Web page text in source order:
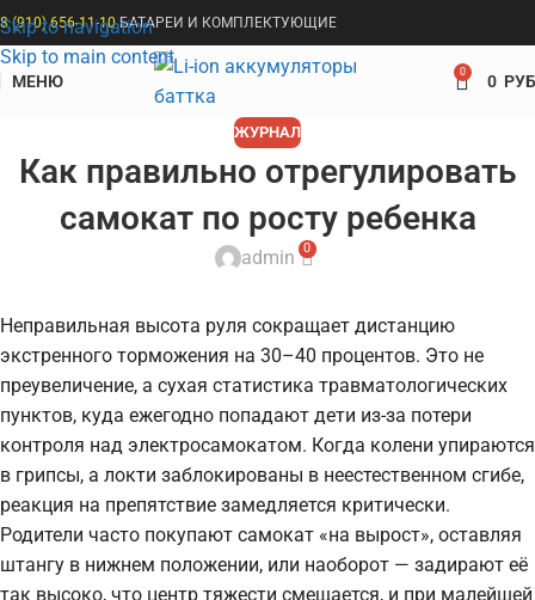
Skip to navigation
Skip to main content
8 (910) 656-11-10БАТАРЕИ И КОМПЛЕКТУЮЩИЕ
МЕНЮ 0 0
ЖУРНАЛ
Как правильно отрегулировать
самокат по росту ребенка
admin 0
Неправильная высота руля сокращает дистанцию
экстренного торможения на 30–40 процентов. Это не
преувеличение, а сухая статистика травматологических
пунктов, куда ежегодно попадают дети из-за потери
контроля над электросамокатом. Когда колени упираются
в грипсы, а локти заблокированы в неестественном сгибе,
реакция на препятствие замедляется критически.
Родители часто покупают самокат «на вырост», оставляя
штангу в нижнем положении, или наоборот — задирают её
так высоко, что центр тяжести смещается, и при малейшей